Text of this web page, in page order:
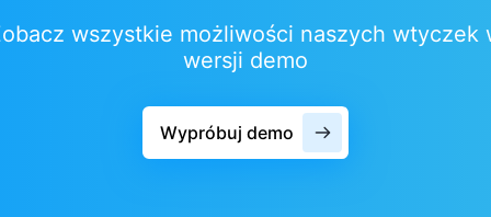
wszystkie możliwości naszych wtyczek
wersji demo
Wypróbuj demo